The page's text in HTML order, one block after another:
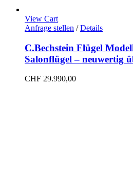
View Cart
Anfrage stellen / Details
C.Bechstein Flügel
Salonflügel – neuwertig
CHF 29.990,00